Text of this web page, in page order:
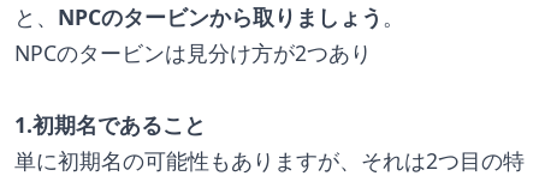
と、 NPCのタービンから取りましょう 。
NPCのタービンは見分け方が2つあり
1.初期名であること
単に初期名の可能性もありますが、それは2つ目の特